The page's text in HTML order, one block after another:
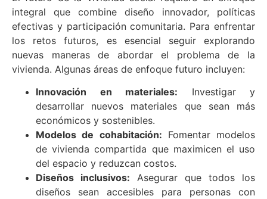
integral que combine diseño innovador, políticas
efectivas y participación comunitaria. Para enfrentar
los retos futuros, es esencial seguir explorando
nuevas maneras de abordar el problema de la
vivienda. Algunas áreas de enfoque futuro incluyen:
Innovación en materiales: Investigar y
desarrollar nuevos materiales que sean más
económicos y sostenibles.
Modelos de cohabitación: Fomentar modelos
de vivienda compartida que maximicen el uso
del espacio y reduzcan costos.
Diseños inclusivos: Asegurar que todos los
diseños sean accesibles para personas con